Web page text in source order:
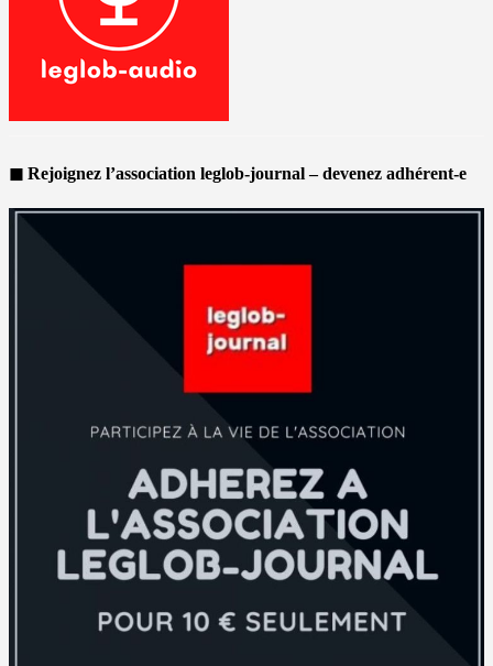
◼ Rejoignez l’association leglob-journal – devenez adhérent-e